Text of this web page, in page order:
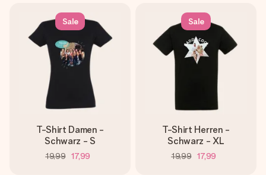
Sale
T-Shirt Damen -
Schwarz - S
19,99 17,99
Sale
T-Shirt Herren -
Schwarz - XL
19,99 17,99